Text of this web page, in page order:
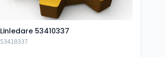
Linledare 53410337
53410337